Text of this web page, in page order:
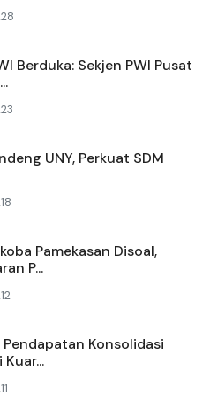
Berduka: Sekjen PWI Pusat
UNY, Perkuat SDM
Pamekasan Disoal,
P...
Konsolidasi